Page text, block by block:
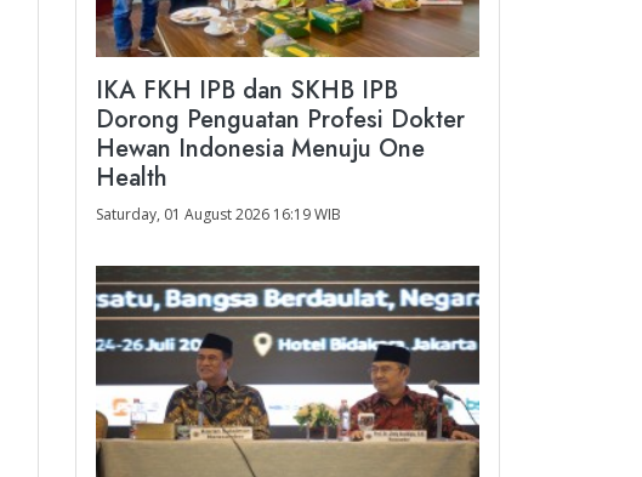
IKA FKH IPB dan SKHB IPB
Dorong Penguatan Profesi Dokter
Hewan Indonesia Menuju One
Health
Saturday, 01 August 2026 16:19 WIB